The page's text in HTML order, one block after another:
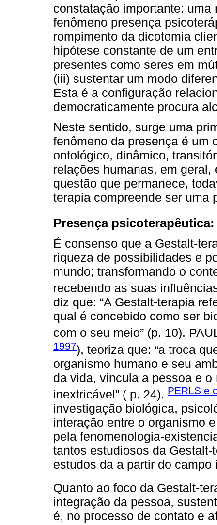
constatação importante:
fenômeno presença
rompimento da dicotomia
hipótese constante de um
presentes como seres em
(iii) sustentar um modo
Esta é a configuração
democraticamente procura
Neste sentido, surge uma
fenômeno da presença é um
ontológico, dinâmico,
relações humanas, em
questão que permanece,
terapia compreende ser uma
Presença
É consenso que a Gestalt-
riqueza de possibilidades e
mundo; transformando o
recebendo as suas
diz que: “A Gestalt-terapia
qual é concebido como ser
com o seu meio” (p. 10).
1997), teoriza que: “a troca
organismo humano e seu
da vida, vincula a pessoa e
inextricável” ( p. 24). PERLS e
investigação biológica,
interação entre o organismo
pela fenomenologia-
tantos estudiosos da
estudos da a partir do
Quanto ao foco da Gestalt-
integração da pessoa,
é, no processo de contato e